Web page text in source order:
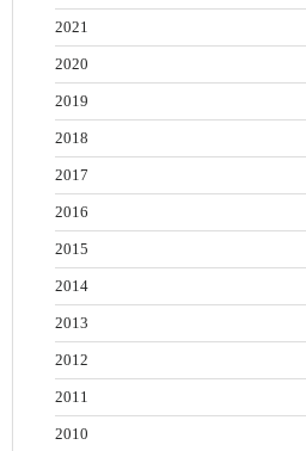
2021
2020
2019
2018
2017
2016
2015
2014
2013
2012
2011
2010